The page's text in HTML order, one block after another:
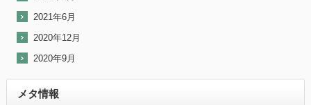
2021年6月
2020年12月
2020年9月
メタ情報